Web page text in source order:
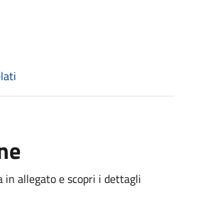
in allegato e scopri i dettagli